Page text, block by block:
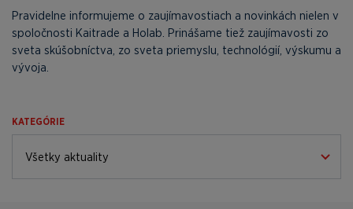
Pravidelne informujeme o zaujímavostiach a novinkách nielen v
spoločnosti Kaitrade a Holab. Prinášame tiež zaujímavosti zo
sveta skúšobníctva, zo sveta priemyslu, technológií, výskumu a
vývoja.
KATEGÓRIE